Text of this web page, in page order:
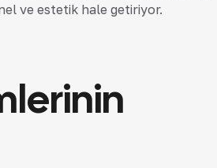
ve estetik hale getiriyor.